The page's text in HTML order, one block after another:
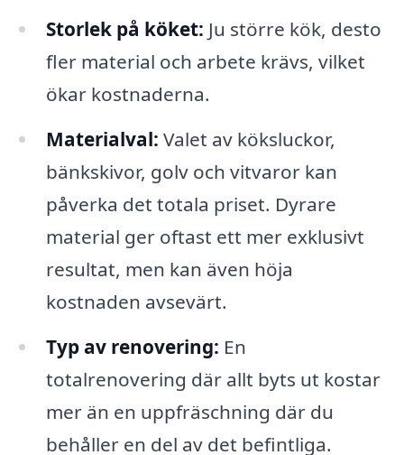
Storlek på köket: Ju större kök, desto
fler material och arbete krävs, vilket
ökar kostnaderna.
Materialval: Valet av köksluckor,
bänkskivor, golv och vitvaror kan
påverka det totala priset. Dyrare
material ger oftast ett mer exklusivt
resultat, men kan även höja
kostnaden avsevärt.
Typ av renovering: En
totalrenovering där allt byts ut kostar
mer än en uppfräschning där du
behåller en del av det befintliga.